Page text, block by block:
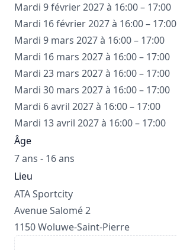
Mardi 9 février 2027 à 16:00 – 17:00
Mardi 16 février 2027 à 16:00 – 17:00
Mardi 9 mars 2027 à 16:00 – 17:00
Mardi 16 mars 2027 à 16:00 – 17:00
Mardi 23 mars 2027 à 16:00 – 17:00
Mardi 30 mars 2027 à 16:00 – 17:00
Mardi 6 avril 2027 à 16:00 – 17:00
Mardi 13 avril 2027 à 16:00 – 17:00
Âge
7 ans - 16 ans
Lieu
ATA Sportcity
Avenue Salomé 2
1150 Woluwe-Saint-Pierre